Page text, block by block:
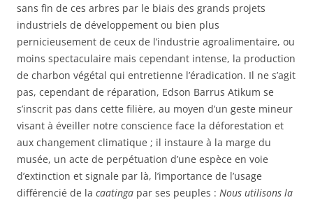
sans fin de ces arbres par le biais des grands projets
industriels de développement ou bien plus
pernicieusement de ceux de l’industrie agroalimentaire, ou
moins spectaculaire mais cependant intense, la production
de charbon végétal qui entretienne l’éradication. Il ne s’agit
pas, cependant de réparation, Edson Barrus Atikum se
s’inscrit pas dans cette filière, au moyen d’un geste mineur
visant à éveiller notre conscience face la déforestation et
aux changement climatique ; il instaure à la marge du
musée, un acte de perpétuation d’une espèce en voie
d’extinction et signale par là, l’importance de l’usage
différencié de la caatinga par ses peuples : Nous utilisons la